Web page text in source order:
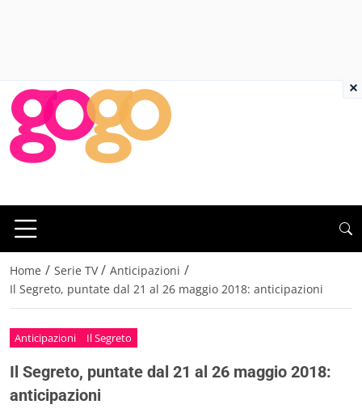
Home / Serie TV / Anticipazioni /
Il Segreto, puntate dal 21 al 26 maggio 2018: anticipazioni
Anticipazioni Il Segreto
Il Segreto, puntate dal 21 al 26 maggio 2018:
anticipazioni
×